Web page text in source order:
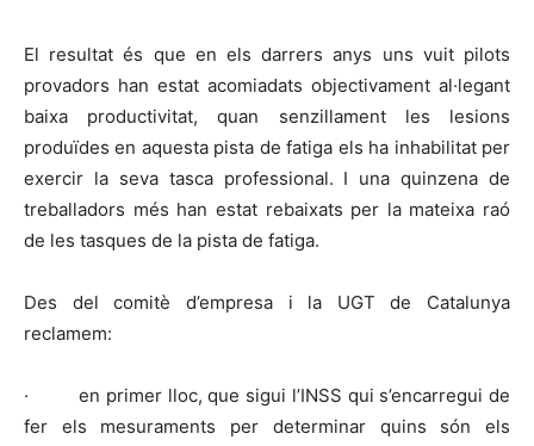
El resultat és que en els darrers anys uns vuit pilots
provadors han estat acomiadats objectivament al·legant
baixa productivitat, quan senzillament les lesions
produïdes en aquesta pista de fatiga els ha inhabilitat per
exercir la seva tasca professional. I una quinzena de
treballadors més han estat rebaixats per la mateixa raó
de les tasques de la pista de fatiga.
Des del comitè d’empresa i la UGT de Catalunya
reclamem:
·en primer lloc, que sigui l’INSS qui s’encarregui de
fer els mesuraments per determinar quins són els